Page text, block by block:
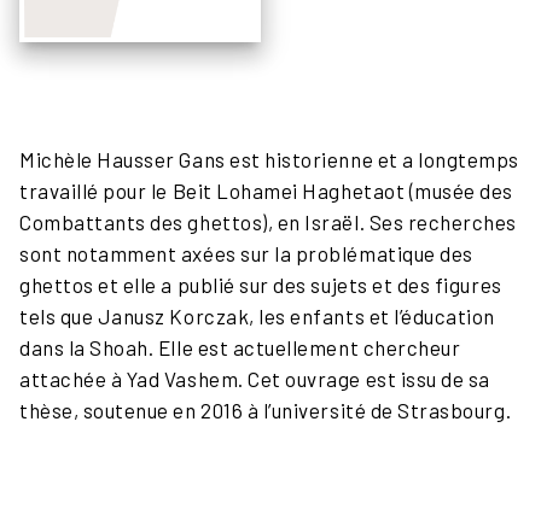
Michèle Hausser Gans est historienne et a longtemps
travaillé pour le Beit Lohamei Haghetaot (musée des
Combattants des ghettos), en Israël. Ses recherches
sont notamment axées sur la problématique des
ghettos et elle a publié sur des sujets et des figures
tels que Janusz Korczak, les enfants et l’éducation
dans la Shoah. Elle est actuellement chercheur
attachée à Yad Vashem. Cet ouvrage est issu de sa
thèse, soutenue en 2016 à l’université de Strasbourg.